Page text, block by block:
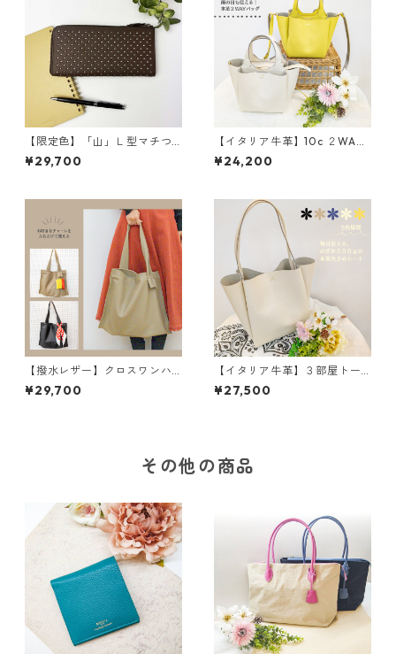
【限定色】「山」Ｌ型マチつ
き長財布<４色展開> 本革
レザーウォレット 革小物
¥29,700
【イタリア牛革】10c ２WAY
３部屋ショルダートートバッ
グ〈5色展開〉 イタリアンレ
¥24,200
【撥水レザー】クロスワンハ
ンドルバッグ＜2色展開＞ M
6041
¥29,700
【イタリア牛革】３部屋トー
トバッグ〈5色展開〉 イタリ
アンレザー 本革 カラフ
¥27,500
その他の商品